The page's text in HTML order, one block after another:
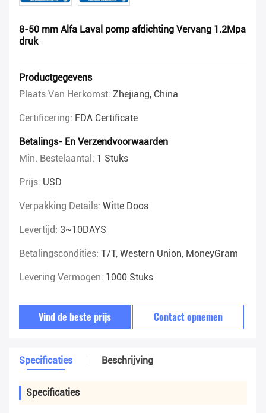
8-50 mm Alfa Laval pomp afdichting Vervang 1.2Mpa
druk
Productgegevens
Plaats Van Herkomst: Zhejiang, China
Certificering: FDA Certificate
Betalings- En Verzendvoorwaarden
Min. Bestelaantal: 1 Stuks
Prijs: USD
Verpakking Details: Witte Doos
Levertijd: 3~10DAYS
Betalingscondities: T/T, Western Union, MoneyGram
Levering Vermogen: 1000 Stuks
Vind de beste prijs Contact opnemen
Specificaties Beschrijving
Specificaties